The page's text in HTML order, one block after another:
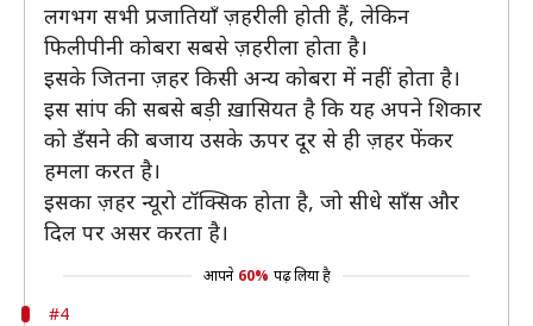
लगभग सभी प्रजातियाँ ज़हरीली होती हैं, लेकिन
फिलीपीनी कोबरा सबसे ज़हरीला होता है।
इसके जितना ज़हर किसी अन्य कोबरा में नहीं होता है।
इस सांप की सबसे बड़ी ख़ासियत है कि यह अपने शिकार
को डँसने की बजाय उसके ऊपर दूर से ही ज़हर फेंकर
हमला करत है।
इसका ज़हर न्यूरो टॉक्सिक होता है, जो सीधे साँस और
दिल पर असर करता है।
आपने 60% पढ़ लिया है
#4